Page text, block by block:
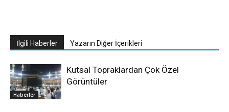
İlgili Haberler Yazarın Diğer İçerikleri
Haberler
Kutsal Topraklardan Çok Özel
Görüntüler